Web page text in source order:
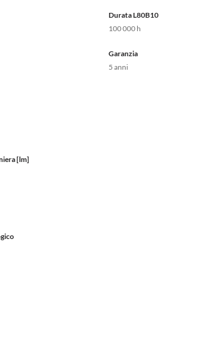
[lm]
Durata L80B10
100 000 h
Garanzia
5 anni